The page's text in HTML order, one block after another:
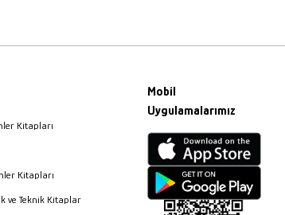
Kitapları
Kitapları
ve Teknik Kitaplar
Mobil
Uygulamalarımız